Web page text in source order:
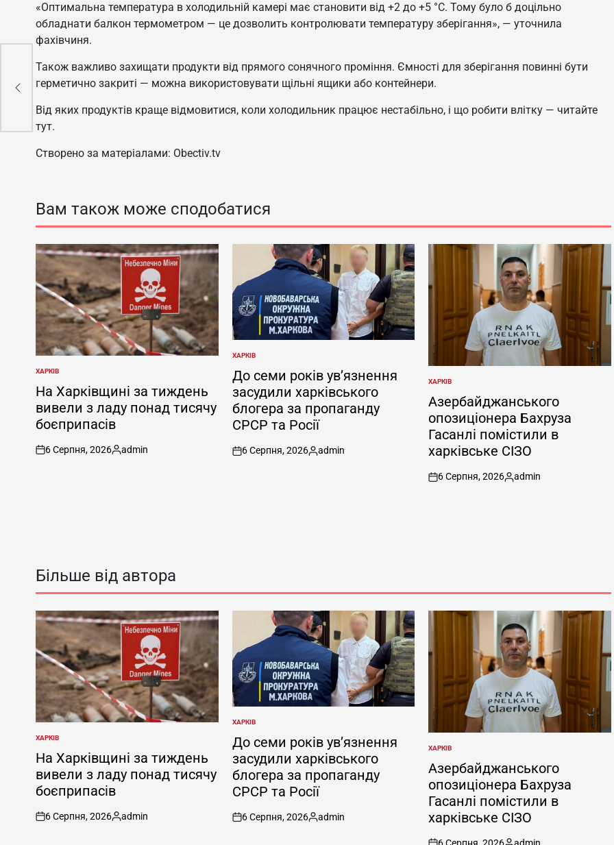
«Оптимальна температура в холодильній камері має становити від +2 до +5 °C. Тому було б доцільно
обладнати балкон термометром — це дозволить контролювати температуру зберігання», — уточнила
фахівчиня.
Також важливо захищати продукти від прямого сонячного проміння. Ємності для зберігання повинні бути
герметично закриті — можна використовувати щільні ящики або контейнери.
Від яких продуктів краще відмовитися, коли холодильник працює нестабільно, і що робити влітку — читайте
тут.
Створено за матеріалами: Obectiv.tv
Вам також може сподобатися
ОПУБЛІКУВАТИ
У
ХАРКІВ
На Харківщині за тиждень
вивели з ладу понад тисячу
боєприпасів
on
6 Серпня, 2026
Опубліковано
admin
ОПУБЛІКУВАТИ
У
ХАРКІВ
До семи років ув’язнення
засудили харківського
блогера за пропаганду
СРСР та Росії
on
6 Серпня, 2026
Опубліковано
admin
ОПУБЛІКУВАТИ
У
ХАРКІВ
Азербайджанського
опозиціонера Бахруза
Гасанлі помістили в
харківське СІЗО
on
6 Серпня, 2026
Опубліковано
admin
Більше від автора
ОПУБЛІКУВАТИ
У
ХАРКІВ
На Харківщині за тиждень
вивели з ладу понад тисячу
боєприпасів
on
6 Серпня, 2026
Опубліковано
admin
ОПУБЛІКУВАТИ
У
ХАРКІВ
До семи років ув’язнення
засудили харківського
блогера за пропаганду
СРСР та Росії
on
6 Серпня, 2026
Опубліковано
admin
ОПУБЛІКУВАТИ
У
ХАРКІВ
Азербайджанського
опозиціонера Бахруза
Гасанлі помістили в
харківське СІЗО